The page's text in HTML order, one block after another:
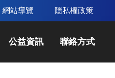
網站導覽 隱私權政策
公益資訊 聯絡方式